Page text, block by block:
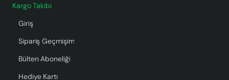
Kargo Takibi
Giriş
Sipariş Geçmişim
Bülten Aboneliği
Hediye Kartı